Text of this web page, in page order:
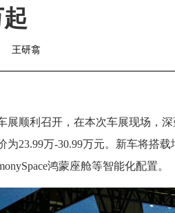
王研翕
展顺利召开，在本次车展现场
为23.99万-30.99万元。新车将搭
鸿蒙座舱等智能化配置。